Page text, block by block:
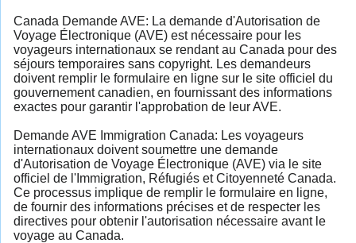
Canada Demande AVE: La demande d'Autorisation de
Voyage Électronique (AVE) est nécessaire pour les
voyageurs internationaux se rendant au Canada pour des
séjours temporaires sans copyright. Les demandeurs
doivent remplir le formulaire en ligne sur le site officiel du
gouvernement canadien, en fournissant des informations
exactes pour garantir l'approbation de leur AVE.
Demande AVE Immigration Canada: Les voyageurs
internationaux doivent soumettre une demande
d'Autorisation de Voyage Électronique (AVE) via le site
officiel de l'Immigration, Réfugiés et Citoyenneté Canada.
Ce processus implique de remplir le formulaire en ligne,
de fournir des informations précises et de respecter les
directives pour obtenir l'autorisation nécessaire avant le
voyage au Canada.